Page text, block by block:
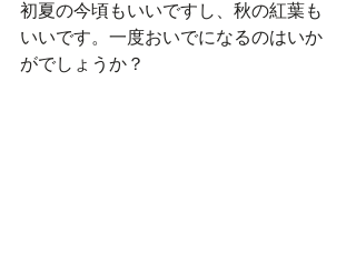
初夏の今頃もいいですし、秋の紅葉も
いいです。一度おいでになるのはいか
がでしょうか？